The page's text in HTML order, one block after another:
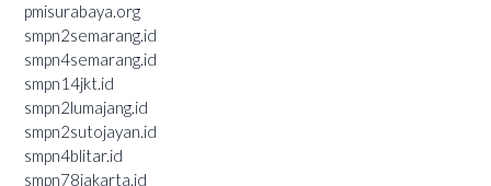
pmisurabaya.org
smpn2semarang.id
smpn4semarang.id
smpn14jkt.id
smpn2lumajang.id
smpn2sutojayan.id
smpn4blitar.id
smpn78jakarta.id